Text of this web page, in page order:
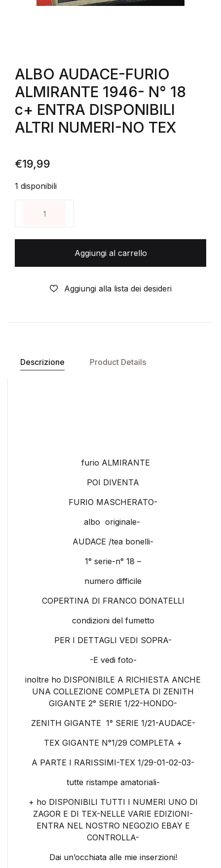
ALBO AUDACE-FURIO
ALMIRANTE 1946- N° 18
c+ ENTRA DISPONIBILI
ALTRI NUMERI-NO TEX
€19,99
1 disponibili
Aggiungi al carrello
Aggiungi alla lista dei desideri
Descrizione Product Details
furio ALMIRANTE
POI DIVENTA
FURIO MASCHERATO-
albo originale-
AUDACE /tea bonelli-
1° serie-n° 18 –
numero difficile
COPERTINA DI FRANCO DONATELLI
condizioni del fumetto
PER I DETTAGLI VEDI SOPRA-
-E vedi foto-
inoltre ho DISPONIBILE A RICHIESTA ANCHE
UNA COLLEZIONE COMPLETA DI ZENITH
GIGANTE 2° SERIE 1/22-HONDO-
ZENITH GIGANTE 1° SERIE 1/21-AUDACE-
TEX GIGANTE N°1/29 COMPLETA +
A PARTE I RARISSIMI-TEX 1/29-01-02-03-
tutte ristampe amatoriali-
+ ho DISPONIBILI TUTTI I NUMERI UNO DI
ZAGOR E DI TEX-NELLE VARIE EDIZIONI-
ENTRA NEL NOSTRO NEGOZIO EBAY E
CONTROLLA-
Dai un’occhiata alle mie inserzioni!